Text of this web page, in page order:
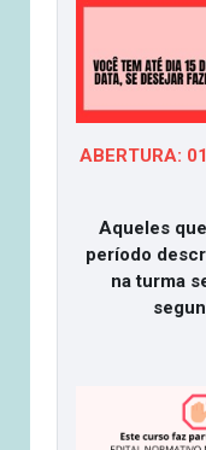
ABERTURA:
Aqueles
período
na turma